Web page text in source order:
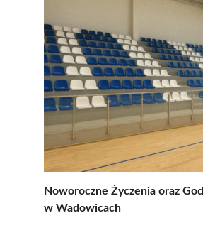
Noworoczne Życzenia oraz
w Wadowicach